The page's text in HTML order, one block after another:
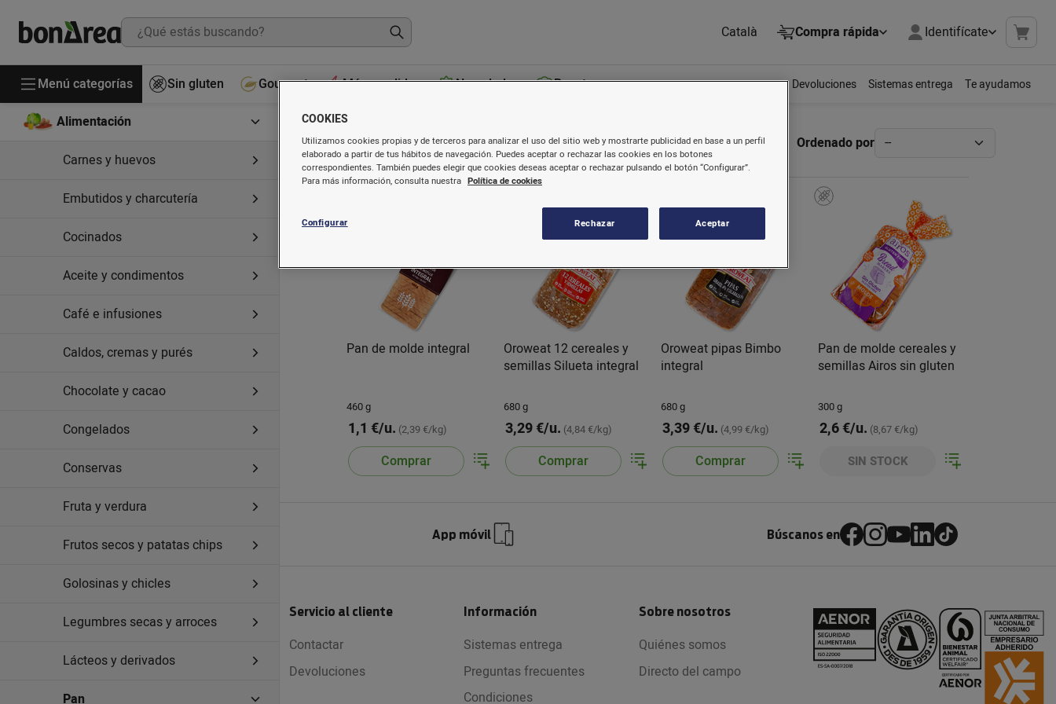
Català Compra rápida Identifícate
Menú categorías Sin gluten Gourmet Más vendidos Novedades Recetas Devoluciones Sistemas entrega Te ayudamos
Alimentación
Carnes y huevos
Embutidos y charcutería
Cocinados
Aceite y condimentos
Café e infusiones
Caldos, cremas y purés
Chocolate y cacao
Congelados
Conservas
Fruta y verdura
Frutos secos y patatas chips
Golosinas y chicles
Legumbres secas y arroces
Lácteos y derivados
Pan
Integral Ordenado por
Pan de molde integral
460 g
1,1 €/u. (2,39 €/kg)
Comprar
Oroweat 12 cereales y
semillas Silueta integral
680 g
3,29 €/u. (4,84 €/kg)
Comprar
Oroweat pipas Bimbo
integral
680 g
3,39 €/u. (4,99 €/kg)
Comprar
Pan de molde cereales y
semillas Airos sin gluten
300 g
2,6 €/u. (8,67 €/kg)
SIN STOCK
App móvil Búscanos en
Servicio al cliente
Contactar
Devoluciones
Información
Sistemas entrega
Preguntas frecuentes
Condiciones
Sobre nosotros
Quiénes somos
Directo del campo
COOKIES
Utilizamos cookies propias y de terceros para analizar el uso del sitio web y mostrarte publicidad en base a un perfil
elaborado a partir de tus hábitos de navegación. Puedes aceptar o rechazar las cookies en los botones
correspondientes. También puedes elegir que cookies deseas aceptar o rechazar pulsando el botón “Configurar”.
Para más información, consulta nuestra Política de cookies
Configurar Rechazar Aceptar